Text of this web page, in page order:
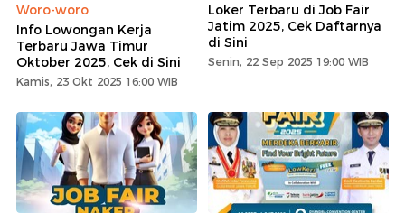
Woro-woro
Info Lowongan Kerja
Terbaru Jawa Timur
Oktober 2025, Cek di Sini
Kamis, 23 Okt 2025 16:00 WIB
Loker Terbaru di Job Fair
Jatim 2025, Cek Daftarnya
di Sini
Senin, 22 Sep 2025 19:00 WIB